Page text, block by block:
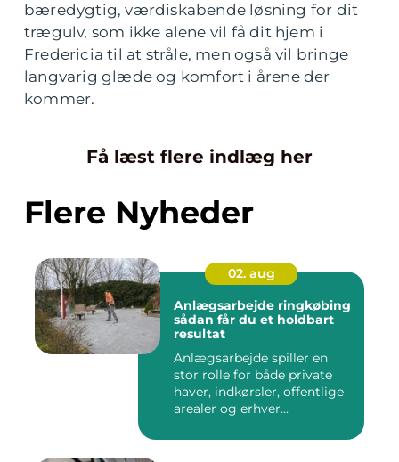
bæredygtig, værdiskabende løsning for dit
trægulv, som ikke alene vil få dit hjem i
Fredericia til at stråle, men også vil bringe
langvarig glæde og komfort i årene der
kommer.
Få læst flere indlæg her
Flere Nyheder
02. aug
Anlægsarbejde ringkøbing
sådan får du et holdbart
resultat
Anlægsarbejde spiller en
stor rolle for både private
haver, indkørsler, offentlige
arealer og erhver...